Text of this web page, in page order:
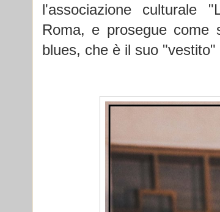
l'associazione culturale
Roma, e prosegue come
blues, che è il suo "vestito"